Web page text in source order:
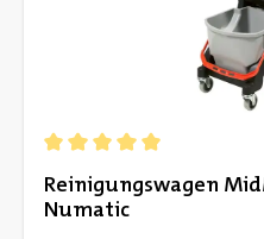
Reinigungswagen
Numatic